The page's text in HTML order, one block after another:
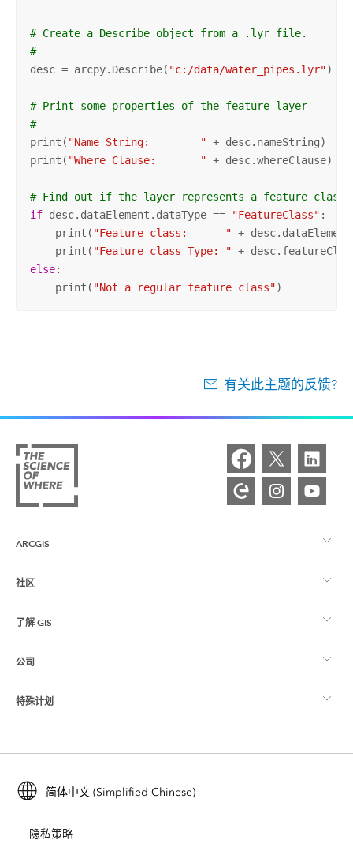
# Create a Describe object from a .lyr file.
#
desc = arcpy.Describe( "c:/data/water_pipes.lyr")
# Print some properties of the feature layer
#
print( "Name String:        " + desc.nameString)
print( "Where Clause:       " + desc.whereClause)
# Find out if the layer represents a feature class
if desc.dataElement.dataType == "FeatureClass" :
    print(
"Feature class:      " +
    print(
"Feature class Type: "
else:
    print(
"Not a regular feature class")
有关此主题的反馈?
ARCGIS
ArcGIS 概览
制图
社区
Esri 社区
ArcGIS 博客
用户研究和测试
Esri 年轻专家关系网
了解 GIS
什么是 GIS？
位置智能
培训
ArcUser
ArcNews
公司
关于 Esri
招贤纳士
开放视野
特殊计划
ArcGIS for Student Use
保护
简体中文 (Simplified Chinese)
隐私策略